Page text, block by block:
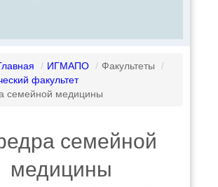
/ ИГМАПО / Факультеты
/
факультет
семейной медицины
семейной
медицины